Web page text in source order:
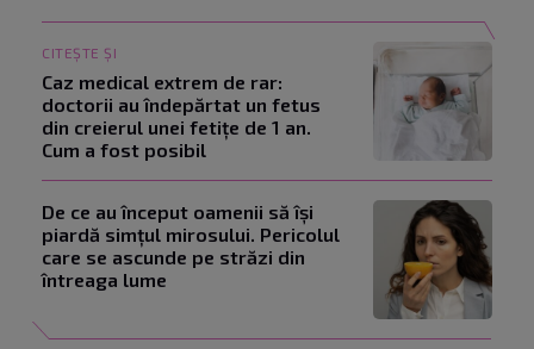
CITEȘTE ȘI
Caz medical extrem de rar:
doctorii au îndepărtat un fetus
din creierul unei fetițe de 1 an.
Cum a fost posibil
De ce au început oamenii să își
piardă simțul mirosului. Pericolul
care se ascunde pe străzi din
întreaga lume